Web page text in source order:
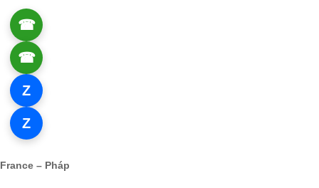
France – Pháp
☎
☎
Z
Z